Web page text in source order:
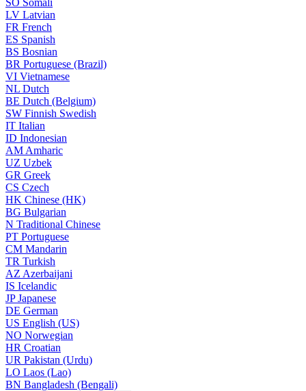
SO Somali
LV Latvian
FR French
ES Spanish
BS Bosnian
BR Portuguese (Brazil)
VI Vietnamese
NL Dutch
BE Dutch (Belgium)
SW Finnish Swedish
IT Italian
ID Indonesian
AM Amharic
UZ Uzbek
GR Greek
CS Czech
HK Chinese (HK)
BG Bulgarian
N Traditional Chinese
PT Portuguese
CM Mandarin
TR Turkish
AZ Azerbaijani
IS Icelandic
JPJapanese
DE German
US English (US)
NO Norwegian
HR Croatian
UR Pakistan (Urdu)
LO Laos (Lao)
BN Bangladesh (Bengali)